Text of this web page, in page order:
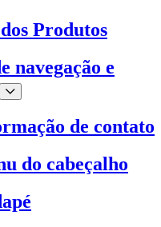
Produtos
navegação e
de contato
do cabeçalho